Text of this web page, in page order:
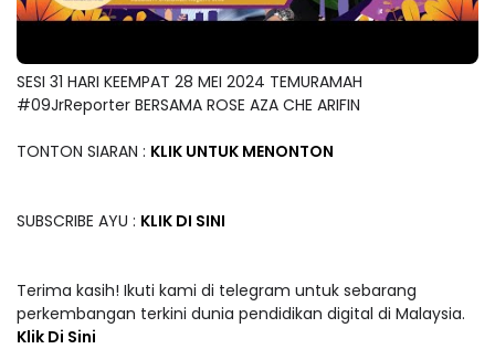
SESI 31 HARI KEEMPAT 28 MEI 2024 TEMURAMAH
#09JrReporter BERSAMA ROSE AZA CHE ARIFIN
TONTON SIARAN : KLIK UNTUK MENONTON
SUBSCRIBE AYU : KLIK DI SINI
Terima kasih! Ikuti kami di telegram untuk sebarang
perkembangan terkini dunia pendidikan digital di Malaysia.
Klik Di Sini